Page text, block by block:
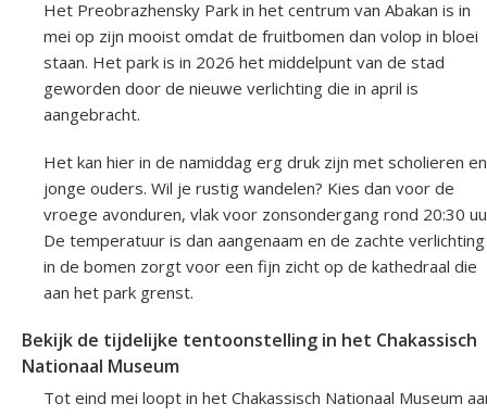
Het Preobrazhensky Park in het centrum van Abakan is in
mei op zijn mooist omdat de fruitbomen dan volop in bloei
staan. Het park is in 2026 het middelpunt van de stad
geworden door de nieuwe verlichting die in april is
aangebracht.
Het kan hier in de namiddag erg druk zijn met scholieren en
jonge ouders. Wil je rustig wandelen? Kies dan voor de
vroege avonduren, vlak voor zonsondergang rond 20:30
De temperatuur is dan aangenaam en de zachte verlichting
in de bomen zorgt voor een fijn zicht op de kathedraal die
aan het park grenst.
Bekijk de tijdelijke tentoonstelling in het Chakassisch
Nationaal Museum
Tot eind mei loopt in het Chakassisch Nationaal Museum